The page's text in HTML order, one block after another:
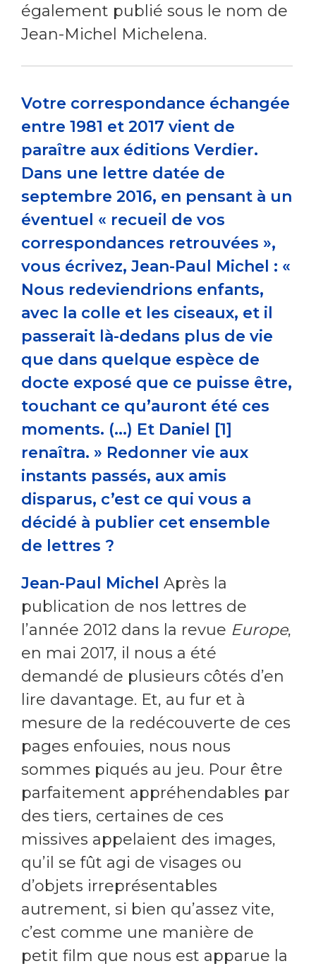
également publié sous le nom de
Jean-Michel Michelena.
Votre correspondance échangée
entre 1981 et 2017 vient de
paraître aux éditions Verdier.
Dans une lettre datée de
septembre 2016, en pensant à un
éventuel « recueil de vos
correspondances retrouvées »,
vous écrivez, Jean-Paul Michel : «
Nous redeviendrions enfants,
avec la colle et les ciseaux, et il
passerait là-dedans plus de vie
que dans quelque espèce de
docte exposé que ce puisse être,
touchant ce qu’auront été ces
moments. (...) Et Daniel [1]
renaîtra. » Redonner vie aux
instants passés, aux amis
disparus, c’est ce qui vous a
décidé à publier cet ensemble
de lettres ?
Jean-Paul Michel Après la
publication de nos lettres de
l’année 2012 dans la revue Europe,
en mai 2017, il nous a été
demandé de plusieurs côtés d’en
lire davantage. Et, au fur et à
mesure de la redécouverte de ces
pages enfouies, nous nous
sommes piqués au jeu. Pour être
parfaitement appréhendables par
des tiers, certaines de ces
missives appelaient des images,
qu’il se fût agi de visages ou
d’objets irreprésentables
autrement, si bien qu’assez vite,
c’est comme une manière de
petit film que nous est apparue la